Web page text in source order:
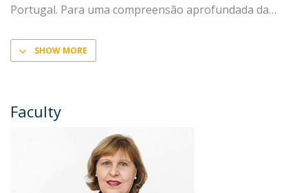
Portugal. Para uma compreensão aprofundada da
SHOW MORE
Faculty